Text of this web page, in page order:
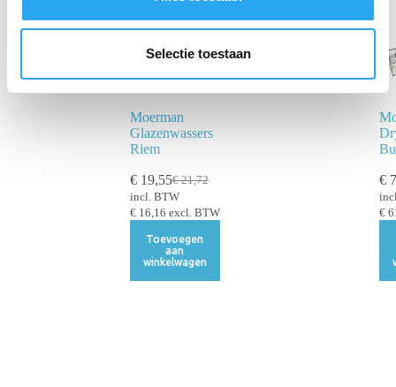
t
Selectie toestaan
Moerman
Glazenwassers
Riem
€21,72
€19,55
incl. BTW
€16,16 excl. BTW
Toevoegen
aan
winkelwagen
€
€